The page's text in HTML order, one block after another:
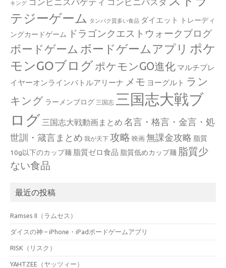
キング
テジーゲーム
タンパク質多い食品 ダイエット
トレーディ
ングカードゲーム
ドラゴンクエストウォークブログ
ボードゲーム ボードゲームアプリ ポケ
モンGOブログ ポケモンGO進化 マルチプレ
イヤーオンラインバトルアリーナ メモ ヨーグルト ラン
キング ラーメンブログ 三国志 三国志大戦ブ
ログ 三国志大戦動画まとめ 名言・格言・金言・処
世訓・箴言まとめ 我が天下 攻略 映画 無課金攻略 脂質
10g以下のカップ麺 脂質ゼロ食品 脂質低めカップ麺 脂質少
ない食品
最近の投稿
Ramses II（ラムセス）
ダイスの神 – iPhone・iPadボードゲームアプリ
RISK（リスク）
YAHTZEE（ヤッツィー）